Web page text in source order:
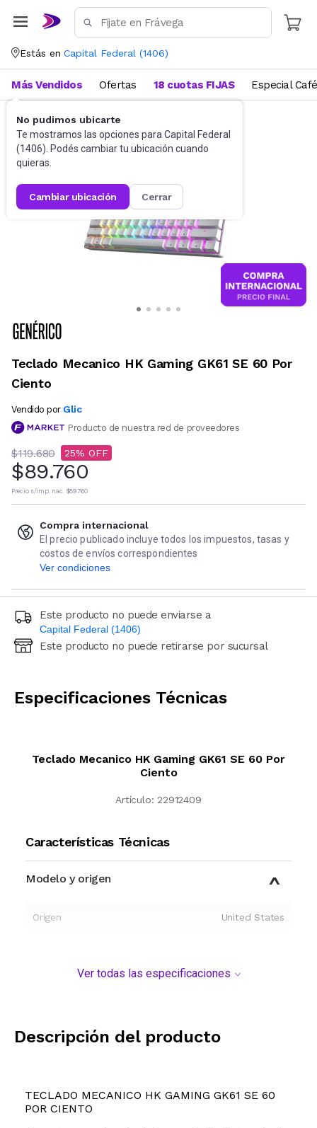
Estás en Capital Federal (1406)
No pudimos ubicarte
Te mostramos las opciones para Capital Federal
(1406). Podés cambiar tu ubicación cuando
quieras.
cambiar ubicación cerrar
Más Vendidos Ofertas 18 cuotas FIJAS Especial Café
Gaming PC Teclados
Teclado Mecanico HK Gaming GK61 SE 60 Por
Ciento
Vendido por Glic
Producto de nuestra red de proveedores
$119.680 25
$89.760
Precio s/imp. nac. $89.760
Compra internacional
El precio publicado incluye todos los impuestos, tasas y
costos de envíos correspondientes
Ver condiciones
Este producto no puede enviarse a
Capital Federal (1406)
Ingresá código postal (sólo números)
Este producto no puede retirarse por sucursal
Especificaciones Técnicas
Teclado Mecanico HK Gaming GK61 SE 60 Por
Ciento
Artículo: 22912409
Características Técnicas
Modelo y origen
Origen United States
Ver todas las especificaciones
Descripción del producto
TECLADO MECANICO HK GAMING GK61 SE 60
POR CIENTO